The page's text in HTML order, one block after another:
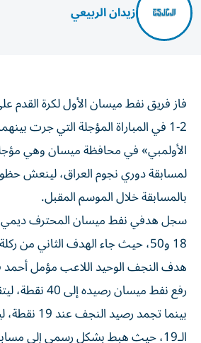
زيدان الربيعي
فاز فريق نفط ميسان الأول لكرة
2-1 في المباراة المؤجلة التي جرت
لمسابقة دوري نجوم العراق، لينعش
بالمسابقة خلال الموسم المقبل.
سجل هدفي نفط ميسان المحترف ديمي
18 و50، حيث جاء الهدف الثاني من
هدف النجف الوحيد اللاعب مؤمل أحمد في
بينما تجمد
الـ19، حيث هبط بشكل رسمي إلى